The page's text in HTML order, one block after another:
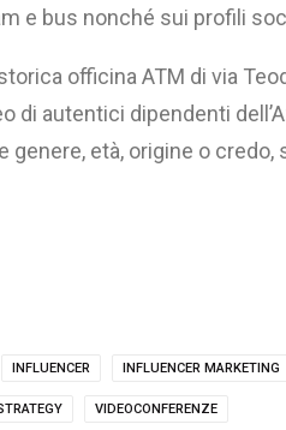
e bus nonché sui profili
officina ATM di via
di autentici dipendenti
età, origine o credo,
INFLUENCER INFLUENCER MARKETING
VIDEOCONFERENZE